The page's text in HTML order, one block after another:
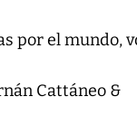
por el mundo,
Cattáneo &